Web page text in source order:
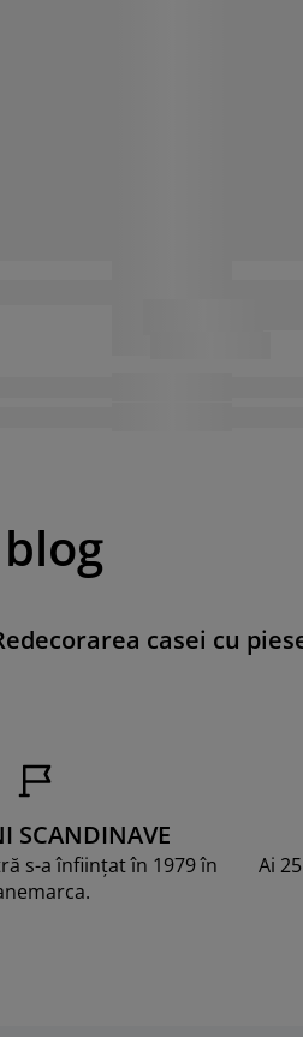
casei cu
SCANDINAVE
s-a înființat în 1979 în
Ai